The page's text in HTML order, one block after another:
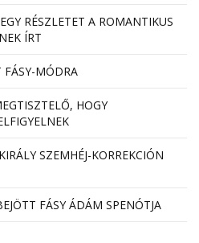
RÉSZLETET A ROMANTIKUS
ÍRT
FÁSY-MÓDRA
HOGY
SZEMHÉJ-KORREKCIÓN
FÁSY ÁDÁM SPENÓTJA